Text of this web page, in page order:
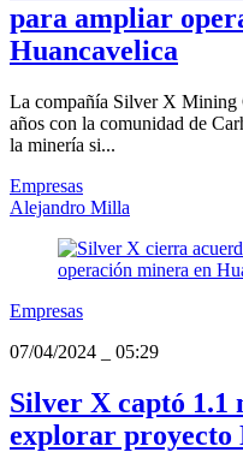
para ampliar
Huancavelica
La compañía Silver X Mining
años con la comunidad de
la minería si...
Empresas
Alejandro Milla
Empresas
07/04/2024
05:29
Silver X captó 1.1
explorar proyecto